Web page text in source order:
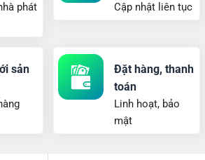
phát
Cập nhật liên tục
sản
Đặt hàng, thanh
toán
Linh hoạt, bảo
mật